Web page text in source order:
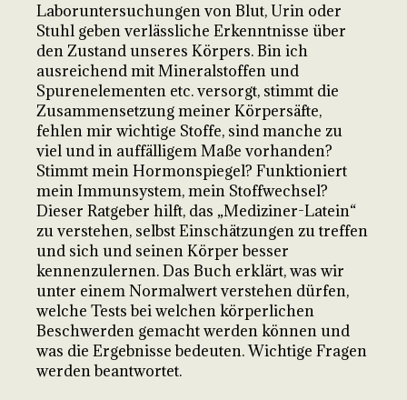
Laboruntersuchungen von Blut, Urin oder
Stuhl geben verlässliche Erkenntnisse über
den Zustand unseres Körpers. Bin ich
ausreichend mit Mineralstoffen und
Spurenelementen etc. versorgt, stimmt die
Zusammensetzung meiner Körpersäfte,
fehlen mir wichtige Stoffe, sind manche zu
viel und in auffälligem Maße vorhanden?
Stimmt mein Hormonspiegel? Funktioniert
mein Immunsystem, mein Stoffwechsel?
Dieser Ratgeber hilft, das „Mediziner-Latein“
zu verstehen, selbst Einschätzungen zu treffen
und sich und seinen Körper besser
kennenzulernen. Das Buch erklärt, was wir
unter einem Normalwert verstehen dürfen,
welche Tests bei welchen körperlichen
Beschwerden gemacht werden können und
was die Ergebnisse bedeuten. Wichtige Fragen
werden beantwortet.